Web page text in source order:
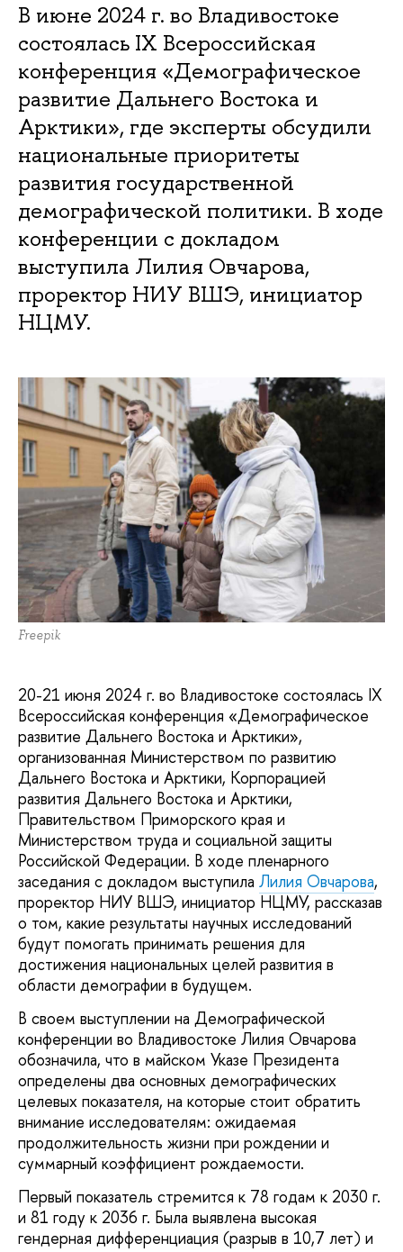
В июне 2024 г. во Владивостоке
состоялась IX Всероссийская
конференция «Демографическое
развитие Дальнего Востока и
Арктики», где эксперты обсудили
национальные приоритеты
развития государственной
демографической политики. В ходе
конференции с докладом
выступила Лилия Овчарова,
проректор НИУ ВШЭ, инициатор
НЦМУ.
Freepik
20-21 июня 2024 г. во Владивостоке состоялась IX
Всероссийская конференция «Демографическое
развитие Дальнего Востока и Арктики»,
организованная Министерством по развитию
Дальнего Востока и Арктики, Корпорацией
развития Дальнего Востока и Арктики,
Правительством Приморского края и
Министерством труда и социальной защиты
Российской Федерации. В ходе пленарного
заседания с докладом выступила Лилия Овчарова,
проректор НИУ ВШЭ, инициатор НЦМУ, рассказав
о том, какие результаты научных исследований
будут помогать принимать решения для
достижения национальных целей развития в
области демографии в будущем.
В своем выступлении на Демографической
конференции во Владивостоке Лилия Овчарова
обозначила, что в майском Указе Президента
определены два основных демографических
целевых показателя, на которые стоит обратить
внимание исследователям: ожидаемая
продолжительность жизни при рождении и
суммарный коэффициент рождаемости.
Первый показатель стремится к 78 годам к 2030 г.
и 81 году к 2036 г. Была выявлена высокая
гендерная дифференциация (разрыв в 10,7 лет) и